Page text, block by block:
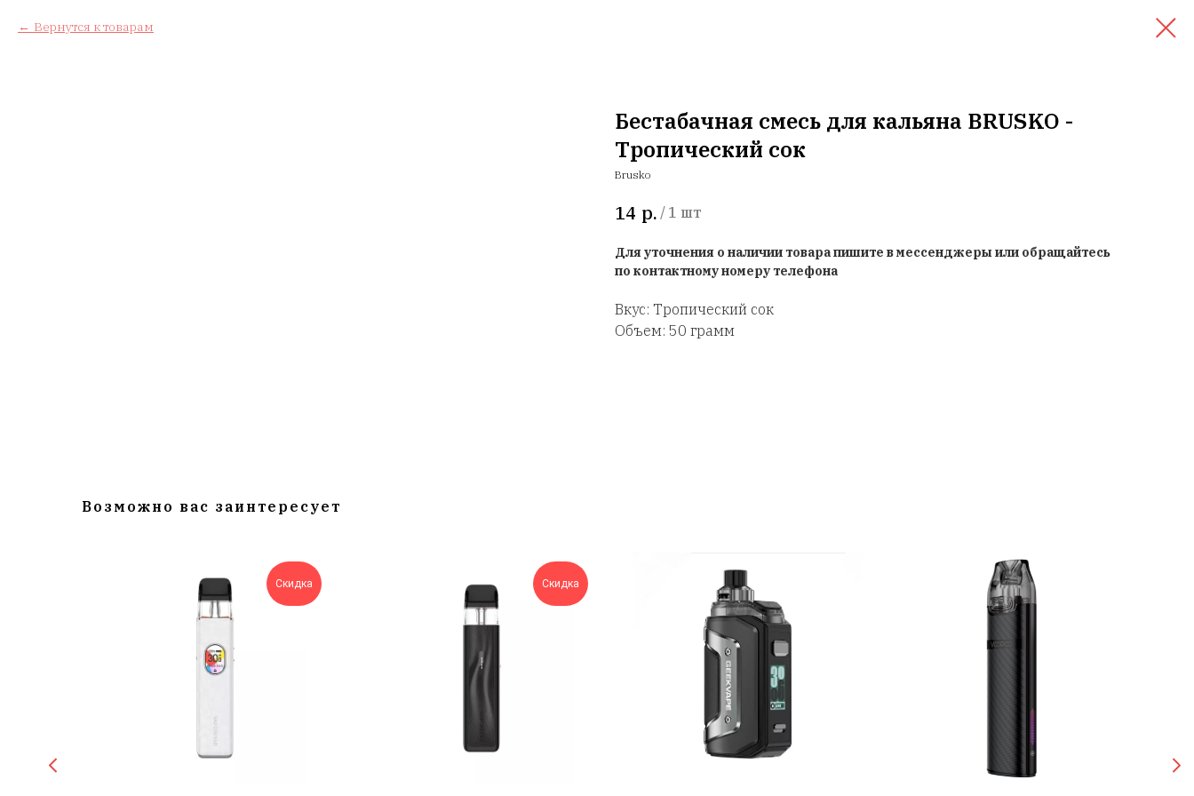
Вернутся к товарам
Бестабачная смесь для кальяна BRUSKO -
Тропический сок
Brusko
14 р. / 1 шт
Для уточнения о наличии товара пишите в мессенджеры или обращайтесь
по контактному номеру телефона
Вкус: Тропический сок
Объем: 50 грамм
Возможно вас заинтересует
Скидка Скидка